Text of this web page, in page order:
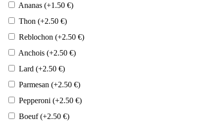
Ananas (+1.50 €)
Thon (+2.50 €)
Reblochon (+2.50 €)
Anchois (+2.50 €)
Lard (+2.50 €)
Parmesan (+2.50 €)
Pepperoni (+2.50 €)
Boeuf(+2.50 €)